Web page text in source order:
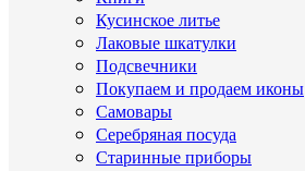
Кусинское литье
Лаковые шкатулки
Подсвечники
Покупаем и продаем иконы
Самовары
Серебряная посуда
Старинные приборы